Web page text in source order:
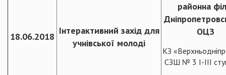
18.06.2018
Інтерактивний захід для
учнівської молоді
районна
ОЦЗ
КЗ
СЗШ № 3 I-III